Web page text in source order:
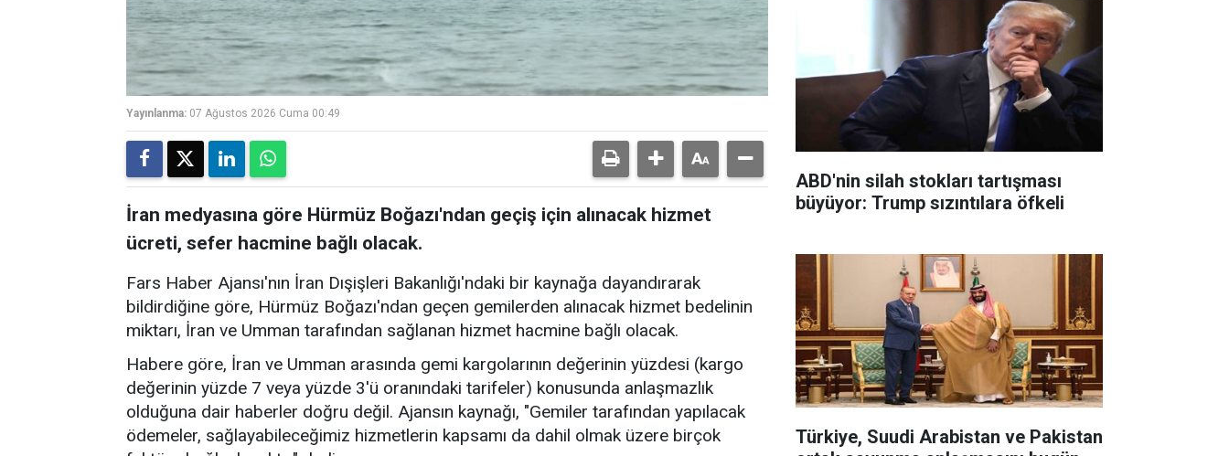
Yayınlanma: 07 Ağustos 2026 Cuma 00:49
İran medyasına göre Hürmüz Boğazı'ndan geçiş için alınacak hizmet
ücreti, sefer hacmine bağlı olacak.
Fars Haber Ajansı'nın İran Dışişleri Bakanlığı'ndaki bir kaynağa dayandırarak
bildirdiğine göre, Hürmüz Boğazı'ndan geçen gemilerden alınacak hizmet bedelinin
miktarı, İran ve Umman tarafından sağlanan hizmet hacmine bağlı olacak.
Habere göre, İran ve Umman arasında gemi kargolarının değerinin yüzdesi (kargo
değerinin yüzde 7 veya yüzde 3'ü oranındaki tarifeler) konusunda anlaşmazlık
olduğuna dair haberler doğru değil. Ajansın kaynağı, "Gemiler tarafından yapılacak
ödemeler, sağlayabileceğimiz hizmetlerin kapsamı da dahil olmak üzere birçok
ABD'nin silah stokları tartışması
büyüyor: Trump sızıntılara öfkeli
Türkiye, Suudi Arabistan ve Pakistan